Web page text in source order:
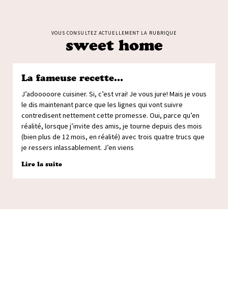
VOUS CONSULTEZ ACTUELLEMENT LA RUBRIQUE
sweet home
La fameuse recette…
J’adooooore cuisiner. Si, c’est vrai! Je vous jure! Mais je vous
le dis maintenant parce que les lignes qui vont suivre
contredisent nettement cette promesse. Oui, parce qu’en
réalité, lorsque j’invite des amis, je tourne depuis des mois
(bien plus de 12 mois, en réalité) avec trois quatre trucs que
je ressers inlassablement. J’en viens
Lire la suite